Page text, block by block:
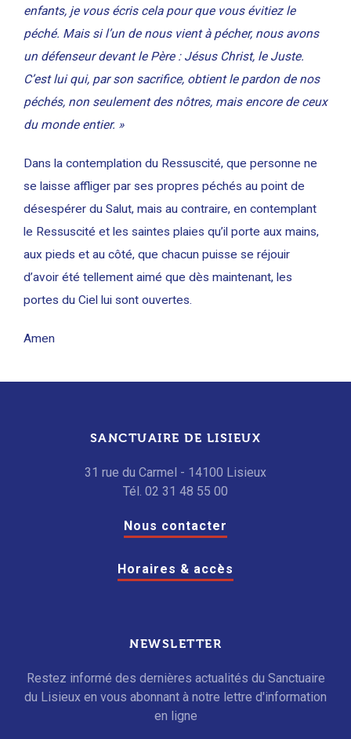
enfants, je vous écris cela pour que vous évitiez le
péché. Mais si l’un de nous vient à pécher, nous avons
un défenseur devant le Père : Jésus Christ, le Juste.
C’est lui qui, par son sacrifice, obtient le pardon de nos
péchés, non seulement des nôtres, mais encore de ceux
du monde entier. »
Dans la contemplation du Ressuscité, que personne ne
se laisse affliger par ses propres péchés au point de
désespérer du Salut, mais au contraire, en contemplant
le Ressuscité et les saintes plaies qu’il porte aux mains,
aux pieds et au côté, que chacun puisse se réjouir
d’avoir été tellement aimé que dès maintenant, les
portes du Ciel lui sont ouvertes.
Amen
SANCTUAIRE DE LISIEUX
31 rue du Carmel - 14100 Lisieux
Tél. 02 31 48 55 00
Nous contacter
Horaires & accès
NEWSLETTER
Restez informé des dernières actualités du Sanctuaire
du Lisieux en vous abonnant à notre lettre d'information
en ligne